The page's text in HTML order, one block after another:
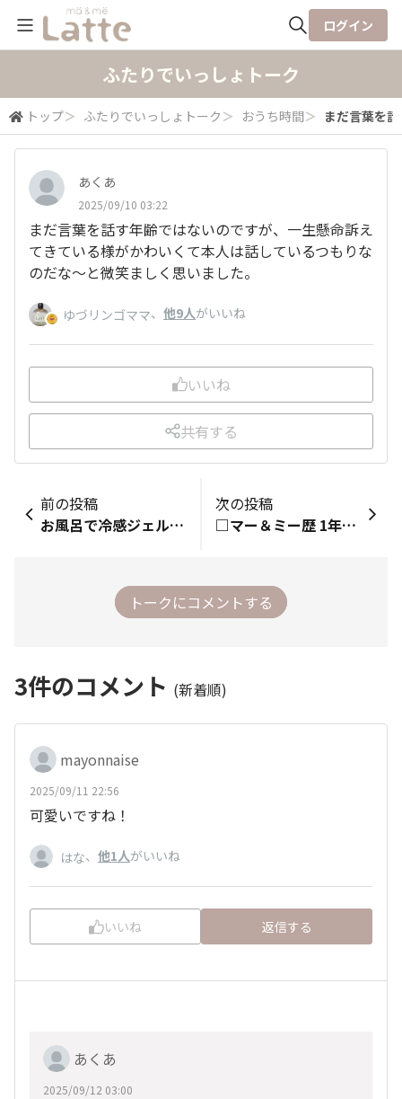
検索
ログイン
ふたりでいっしょトーク
トップ＞ ふたりでいっしょトーク ＞ おうち時間＞ まだ言葉を
あくあ
2025/09/10 03:22
まだ言葉を話す年齢ではないのですが、一生懸命訴え
てきている様がかわいくて本人は話しているつもりな
のだな〜と微笑ましく思いました。
ゆづリンゴママ、 他9人がいいね
いいね
共有する
前の投稿
お風呂で冷感ジェルを使ってみました。 上がった後もキンキンで寒いくらいになりました🤣 夏限定でないかな〜
次の投稿
□マー＆ミー歴 1年未満 暑がりさんだけどあったかいお風呂が大好き 親子でお風呂が大好き❤(ӦｖӦ｡)
トークにコメントする
3件のコメント (新着順)
mayonnaise
2025/09/11 22:56
可愛いですね！
はな、 他1人がいいね
いいね 返信する
あくあ
2025/09/12 03:00